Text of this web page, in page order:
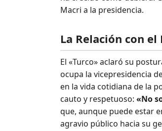
Macri a la presidencia.
La Relación con
El «Turco» aclaró su
ocupa la vicepresidencia
en la vida cotidiana de la
cauto y respetuoso: «No
que, aunque puede estar
agravio público hacia su